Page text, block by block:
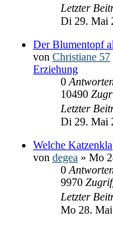
Letzter
Di 29. Mai
Der Blumentopf
von Christiane 57
Erziehung
0
10490
Letzter
Di 29. Mai
Welche
von degea » Mo
0
9970
Letzter
Mo 28.